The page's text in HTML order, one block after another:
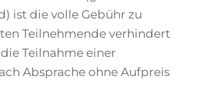
ist die volle Gebühr zu
Teilnehmende verhindert
Teilnahme einer
Absprache ohne Aufpreis